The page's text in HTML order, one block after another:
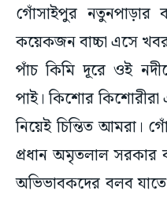
গোঁসাইপুর নতুনপাড়ার
কয়েকজন বাচ্চা এসে
পাঁচ কিমি দূরে ওই
পাই। কিশোর কিশোরীরা
নিয়েই চিন্তিত আমরা।
প্রধান অমৃতলাল
অভিভাবকদের বলব যাতে